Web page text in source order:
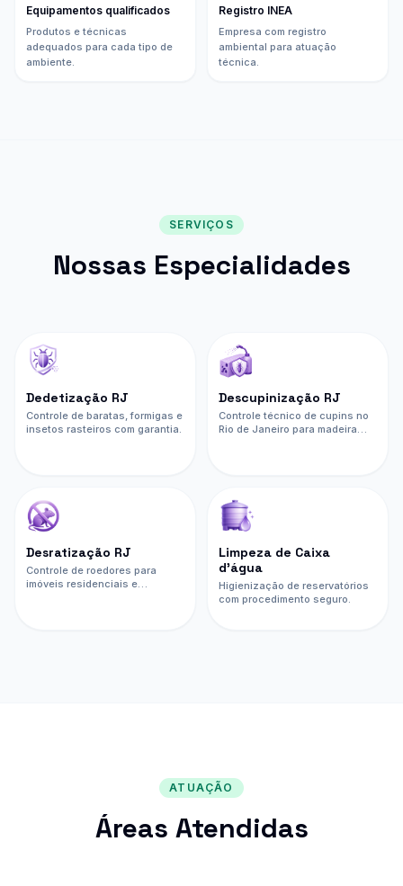
Equipamentos qualificados
Produtos e técnicas
adequados para cada tipo de
ambiente.
Registro INEA
Empresa com registro
ambiental para atuação
técnica.
SERVIÇOS
Nossas Especialidades
Dedetização RJ
Controle de baratas, formigas e
insetos rasteiros com garantia.
Descupinização RJ
Controle técnico de cupins no
Rio de Janeiro para madeira
Desratização RJ
Controle de roedores para
imóveis residenciais e
Limpeza de Caixa
d’água
Higienização de reservatórios
com procedimento seguro.
ATUAÇÃO
Áreas Atendidas